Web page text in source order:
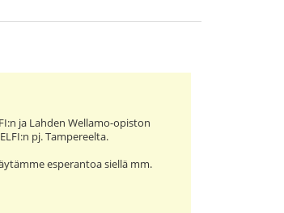
ja Lahden Wellamo-opiston
ELFI:n pj. Tampereelta.
esperantoa siellä mm.